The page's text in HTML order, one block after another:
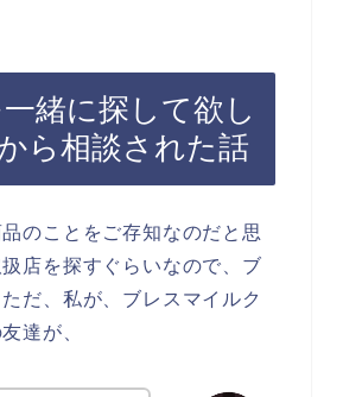
緒に探して欲し
ら相談された話
のことをご存知なのだと思
店を探すぐらいなので、ブ
だ、私が、ブレスマイルク
達が、